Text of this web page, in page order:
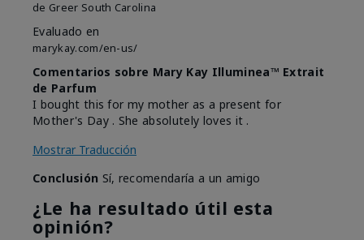
de Greer South Carolina
Evaluado en
marykay.com/en-us/
Comentarios sobre Mary Kay Illuminea™ Extrait
de Parfum
I bought this for my mother as a present for
Mother's Day . She absolutely loves it .
Mostrar Traducción
Conclusión Sí, recomendaría a un amigo
¿Le ha resultado útil esta
opinión?